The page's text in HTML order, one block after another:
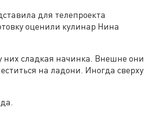
для телепроекта
оценили кулинар Нина
них сладкая начинка. Внешне они
на ладони. Иногда сверху